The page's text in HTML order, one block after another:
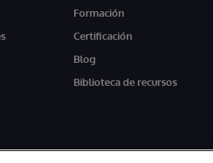
Formación
Certificación
Blog
Biblioteca de recursos